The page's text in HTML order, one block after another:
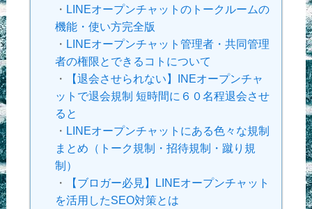
・ LINEオープンチャットのトークルームの
機能・使い方完全版
・ LINEオープンチャット管理者・共同管理
者の権限とできるコトについて
・
【退会させられない】INEオープンチャ
ットで退会規制 短時間に６０名程退会させ
ると
・ LINEオープンチャットにある色々な規制
まとめ（トーク規制・招待規制・蹴り規
制）
・
【ブロガー必見】LINEオープンチャット
を活用したSEO対策とは